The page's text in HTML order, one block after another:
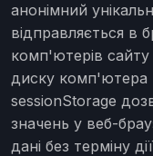
анонімний
відправляється в
комп'ютерів сайту
диску комп'ютера
sessionStorage
значень у веб-
дані без терміну